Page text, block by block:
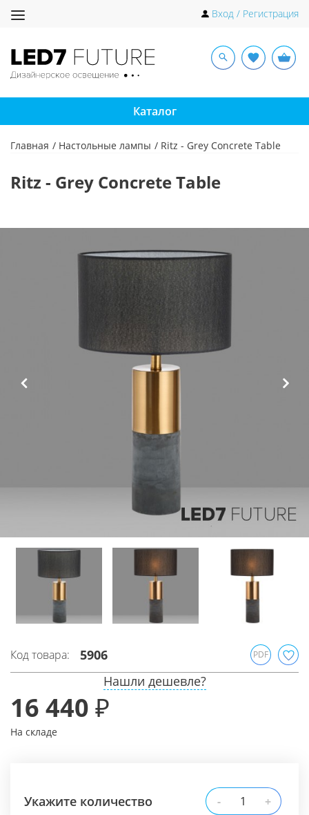
Toggle
Вход / Регистрация
Каталог
Главная Настольные лампы Ritz - Grey Concrete Table
Ritz - Grey Concrete Table
Код товара: 5906 PDF
16 440 ₽
На складе
Нашли дешевле?
Укажите количество - +